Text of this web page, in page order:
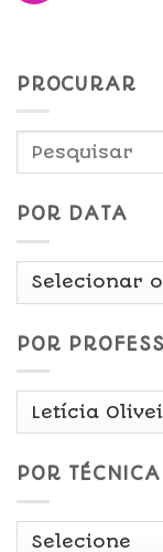
PROCURAR
POR DATA
Por
POR
POR TÉCNICA